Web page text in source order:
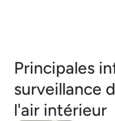
Principales
surveillance
l'air intérieur